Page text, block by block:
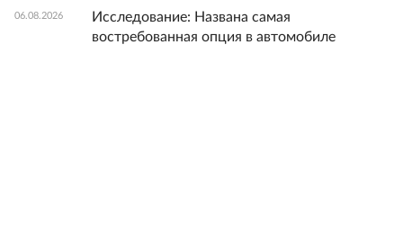
06.08.2026
Исследование: Названа самая
востребованная опция в автомобиле